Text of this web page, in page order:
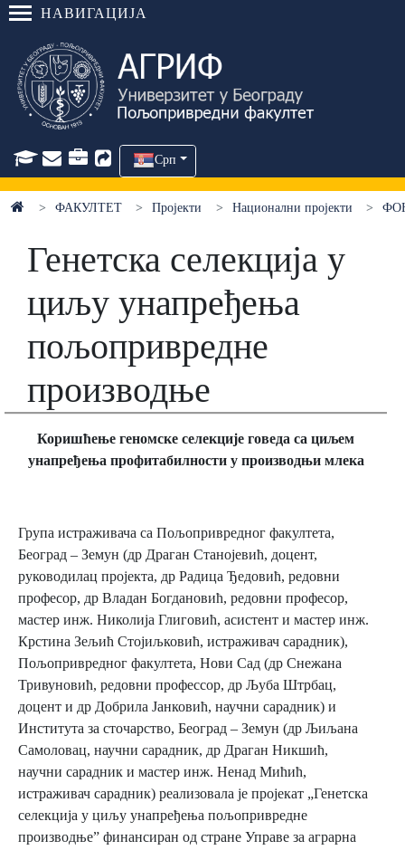
НАВИГАЦИЈА
Срп
ФАКУЛТЕТ Пројекти Национални пројекти
Генетска селекција у
циљу унапређења
пољопривредне
производње
Коришћење геномске селекције говеда са циљем
унапређења профитабилности у производњи млека
Група истраживача са Пољопривредног факултета,
Београд – Земун (др Драган Станојевић, доцент,
руководилац пројекта, др Радица Ђедовић, редовни
професор, др Владан Богдановић, редовни професор,
мастер инж. Николија Глиговић, асистент и мастер инж.
Крстина Зељић Стојиљковић, истраживач сарадник),
Пољопривредног факултета, Нови Сад (др Снежана
Тривуновић, редовни профессор, др Љуба Штрбац,
доцент и др Добрила Јанковић, научни сарадник) и
Института за сточарство, Београд – Земун (др Љиљана
Самоловац, научни сарадник, др Драган Никшић,
научни сарадник и мастер инж. Ненад Мићић,
истраживач сарадник) реализовала је пројекат „Генетска
селекција у циљу унапређења пољопривредне
производње” финансиран од стране Управе за аграрна